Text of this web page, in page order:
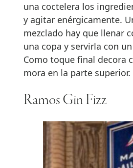
una coctelera los
y agitar enérgicamente.
mezclado hay que llenar
una copa y servirla con
Como toque final decora
mora en la parte superior.
Ramos Gin Fizz